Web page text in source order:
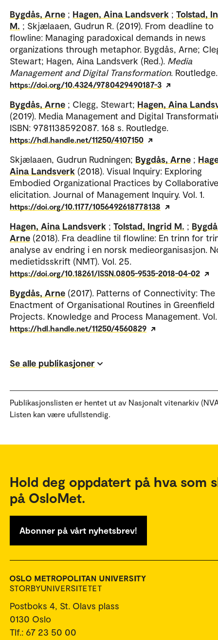
Bygdås, Arne ; Hagen, Aina Landsverk ; Tolstad,
M. ; Skjælaaen, Gudrun R. (2019). From deadline to
flowline: Managing paradoxical demands in news
organizations through metaphor. Bygdås, Arne;
Stewart; Hagen, Aina Landsverk (Red.). Media
Management and Digital Transformation. Routledge.
https://doi.org/10.4324/9780429490187-3
Bygdås, Arne ; Clegg, Stewart; Hagen, Aina
(2019). Media Management and Digital
ISBN: 9781138592087. 168 s. Routledge.
https://hdl.handle.net/11250/4107150
Skjælaaen, Gudrun Rudningen; Bygdås, Arne ;
Aina Landsverk (2018). Visual Inquiry: Exploring
Embodied Organizational Practices by
elicitation. Journal of Management Inquiry. Vol. 1.
https://doi.org/10.1177/1056492618778138
Hagen, Aina Landsverk ; Tolstad, Ingrid M. ;
Arne (2018). Fra deadline til flowline: En trinn for
analyse av endring i en norsk medieorganisasjon.
medietidsskrift (NMT). Vol. 25.
https://doi.org/10.18261/ISSN.0805-9535-2018-04-02
Bygdås, Arne (2017). Patterns of Connectivity: The
Enactment of Organisational Routines in Greenﬁeld
Projects. Knowledge and Process Management.
https://hdl.handle.net/11250/4560829
Se alle publikasjoner
Publikasjonslisten er hentet ut av Nasjonalt vitenarkiv
Listen kan være ufullstendig.
Hold deg oppdatert på hva som
på OsloMet.
Abonner på vårt nyhetsbrev!
Postboks 4, St. Olavs plass
0130 Oslo
Tlf.: 67 23 50 00